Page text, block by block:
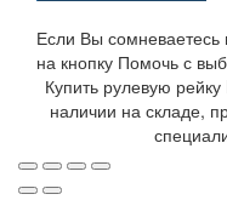
Если Вы
на кнопку Помочь с
Купить рулевую
наличии на складе,